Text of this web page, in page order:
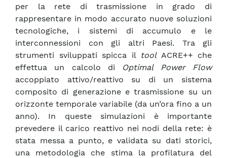
per la rete di trasmissione in grado di
rappresentare in modo accurato nuove soluzioni
tecnologiche, i sistemi di accumulo e le
interconnessioni con gli altri Paesi. Tra gli
strumenti sviluppati spicca il toolACRE++ che
effettua un calcolo di Optimal Power Flow
accoppiato attivo/reattivo su di un sistema
composito di generazione e trasmissione su un
orizzonte temporale variabile (da un’ora fino a un
anno). In queste simulazioni è importante
prevedere il carico reattivo nei nodi della rete: è
stata messa a punto, e validata su dati storici,
una metodologia che stima la profilatura del